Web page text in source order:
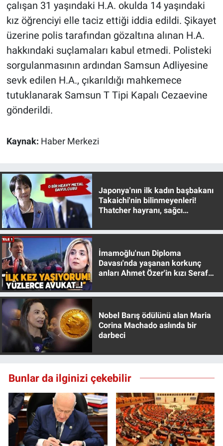
çalışan 31 yaşındaki H.A. okulda 14 yaşındaki
kız öğrenciyi elle taciz ettiği iddia edildi. Şikayet
üzerine polis tarafından gözaltına alınan H.A.
hakkındaki suçlamaları kabul etmedi. Polisteki
sorgulanmasının ardından Samsun Adliyesine
sevk edilen H.A., çıkarıldığı mahkemece
tutuklanarak Samsun T Tipi Kapalı Cezaevine
gönderildi.
Kaynak: Haber Merkezi
Japonya'nın ilk kadın başbakanı
Takaichi'nin bilinmeyenleri!
Thatcher hayranı, sağcı
İmamoğlu'nun Diploma
Davası'nda yaşanan korkunç
anları Ahmet Özer'in kızı Seraf
Nobel Barış ödülünü alan Maria
Corina Machado aslında bir
darbeci
Bunlar da ilginizi çekebilir
Gündem Özel
Günün görüntüsü
Haber
İlan
Kültür Sanat
Ne demişti
Nedir
Popüler
Programlar
Sağlık
Spor
Teknoloji
Türkiye'nin Geleceği
Türkiye'nin Gündemi
Yerel Gündem